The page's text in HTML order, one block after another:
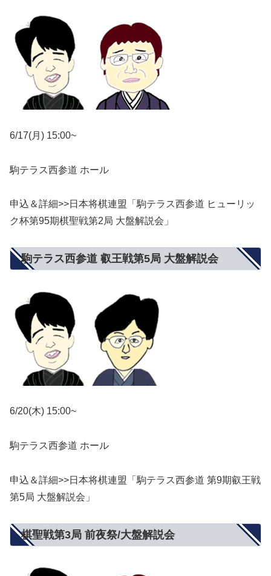
6/17(月) 15:00~
駒テラス西参道 ホール
申込＆詳細>>日本将棋連盟「駒テラス西参道 ヒューリッ
ク杯第95期棋聖戦第2局 大盤解説会」
駒テラス西参道 叡王戦第5局 大盤解説会
6/20(木) 15:00~
駒テラス西参道 ホール
申込＆詳細>>日本将棋連盟「駒テラス西参道 第9期叡王戦
第5局 大盤解説会」
棋聖戦第3局 前夜祭/大盤解説会